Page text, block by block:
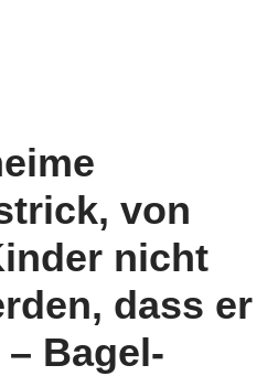
von
nicht
dass er
Bagel-